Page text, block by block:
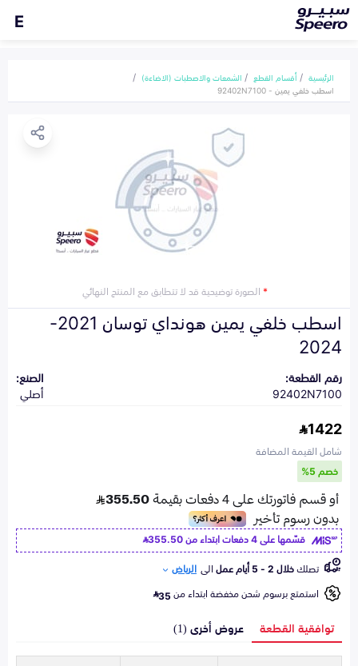
E
الرئيسية أقسام القطع
الشمعات والاصطبات (الاضاءة)
اسطب خلفي يمين - 92402N7100
*الصورة توضيحية قد لا تتطابق مع المنتج النهائي
اسطب خلفي يمين هونداي توسان 2021-
2024
رقم القطعة:
92402N7100
الصنع:
أصلي
1422
شامل القيمة المضافة
خصم 5%
قسّمها على 4 دفعات ابتداء من
355.50
تصلكخلال 2 - 5 أيام عمل الى الرياض
استمتع برسوم شحن مخفضة ابتداء من35
توافقية القطعة عروض أخرى (1)